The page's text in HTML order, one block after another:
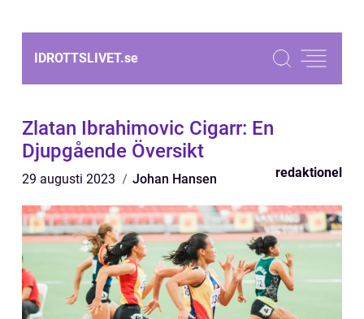
IDROTTSLIVET.se
Zlatan Ibrahimovic Cigarr: En
Djupgående Översikt
29 augusti 2023 Johan Hansen redaktionel